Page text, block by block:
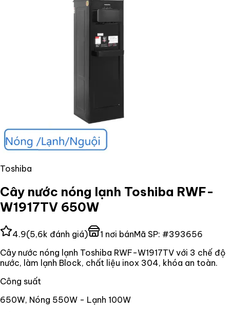
Toshiba
Cây nước nóng lạnh Toshiba RWF-
W1917TV 650W
4.9(5,6k đánh giá) 1 nơi bánMã SP: #393656
Cây nước nóng lạnh Toshiba RWF-W1917TV với 3 chế độ
nước, làm lạnh Block, chất liệu inox 304, khóa an toàn.
Công suất
650W, Nóng 550W - Lạnh 100W